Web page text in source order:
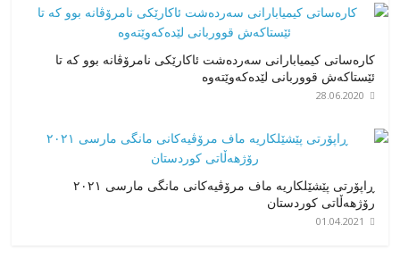
کارەساتی کیمیابارانی سەردەشت ئاکارێکی نامرۆڤانە بوو کە تا
ئێستاکەش قووربانی لێدەکەوێتەوە
28.06.2020
ڕاپۆرتی پێشێلکاریە ماف مرۆڤیەکانی مانگی مارسی ٢٠٢١
رۆژهەڵاتی کوردستان
01.04.2021